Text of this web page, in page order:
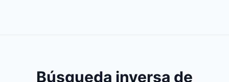
Búsqueda inversa de